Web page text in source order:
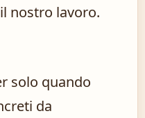
nostro lavoro.
solo quando
da